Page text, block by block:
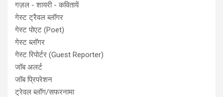
गज़ल - शायरी - कवितायें
गेस्ट ट्रैवल ब्लॉगर
गेस्ट पोएट (Poet)
गेस्ट ब्लॉगर
गेस्ट रिपोर्टर (Guest Reporter)
जॉब अलर्ट
जॉब प्रिपरेशन
ट्रेवल ब्लॉग/सफरनामा